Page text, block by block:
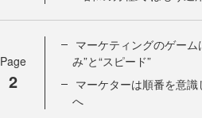
Page
2
マーケティングのゲー
み”と“スピード”
マーケターは順番を意識
へ